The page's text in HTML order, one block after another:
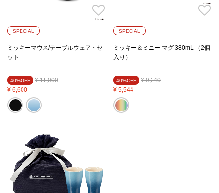
SPECIAL
ミッキーマウス/テーブルウェア・セ
ット
40%OFF Price reduced from
¥ 11,000to
¥ 6,600
SPECIAL
ミッキー＆ミニー マグ 380mL （2個
入り）
40%OFF Price reduced from
¥ 9,240to
¥ 5,544